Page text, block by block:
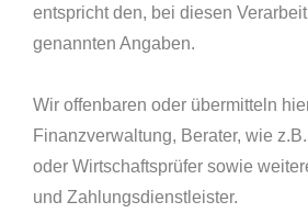
entspricht den, bei diesen
genannten Angaben.
Wir offenbaren oder übermitteln
Finanzverwaltung, Berater, wie
oder Wirtschaftsprüfer sowie
und Zahlungsdienstleister.